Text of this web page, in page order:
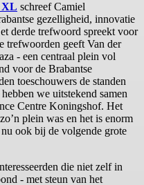
XL schreef Camiel
gezelligheid, innovatie
derde trefwoord spreekt voor
trefwoorden geeft Van der
- een centraal plein vol
voor de Brabantse
toeschouwers de standen
we uitstekend samen
Centre Koningshof. Het
plein was en het is enorm
ook bij de volgende grote
die niet zelf in
- met steun van het